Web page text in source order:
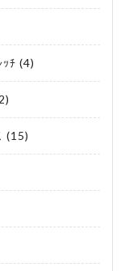
ﾁ (4)
(15)